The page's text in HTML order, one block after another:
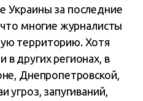
Украины за последние
многие журналисты
территорию. Хотя
в других регионах, в
Днепропетровской,
угроз, запугиваний,